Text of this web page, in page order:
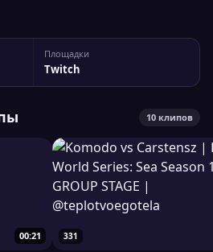
Статистика канала
13 992 подписчиков,
Для более детального
epldota_ru1 с...
Площадки
Twitch
10 клипов
00:21 331